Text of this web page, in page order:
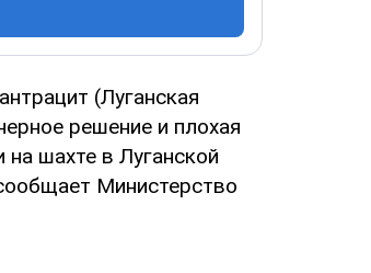
(Луганская
решение и плохая
шахте в Луганской
Министерство